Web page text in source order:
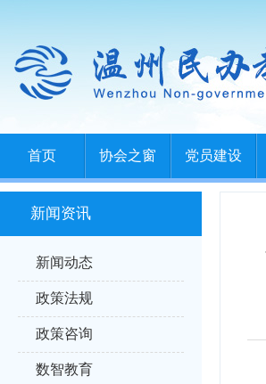
首页 协会之窗 党员建设
新闻资讯
新闻动态
政策法规
政策咨询
数智教育